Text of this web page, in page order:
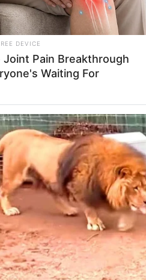
DEVICE
Joint Pain Breakthrough
Waiting For